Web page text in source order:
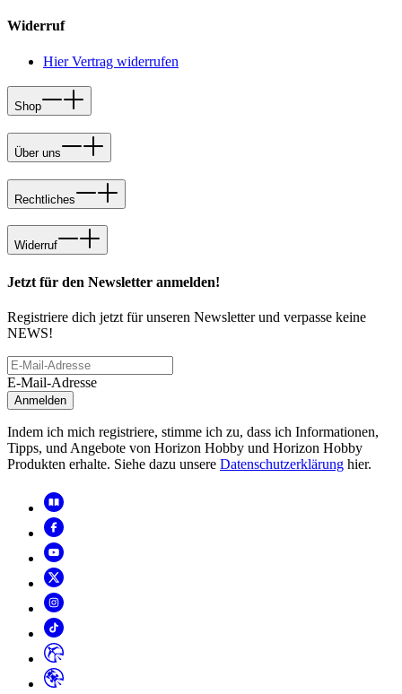
Widerruf
Hier Vertrag widerrufen
Shop
Über uns
Rechtliches
Widerruf
Jetzt für den Newsletter anmelden!
Registriere dich jetzt für unseren Newsletter und verpasse keine
NEWS!
E-Mail-Adresse
Anmelden
Indem ich mich registriere, stimme ich zu, dass ich Informationen,
Tipps, und Angebote von Horizon Hobby und Horizon Hobby
Produkten erhalte. Siehe dazu unsere Datenschutzerklärung hier.